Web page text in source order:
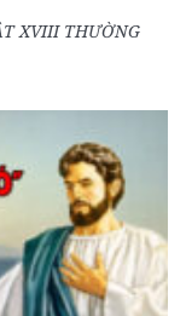
XVIII THƯỜNG